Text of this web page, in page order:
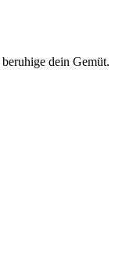
dein Gemüt.